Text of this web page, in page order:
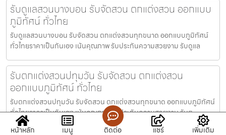
รับดูแลสวนบางบอน รับจัดสวน ตกแต่งสวน ออกแบบ
ภูมิทัศน์ ทั่วไทย
รับดูแลสวนบางบอน รับจัดสวน ตกแต่งสวนทุกขนาด ออกแบบภูมิทัศน์
ทั่วไทยราคาเป็นกันเอง เน้นคุณภาพ รับประกันความสวยงาม รับดูแล
รับตกแต่งสวนปทุมวัน รับจัดสวน ตกแต่งสวน
ออกแบบภูมิทัศน์ ทั่วไทย
รับตกแต่งสวนปทุมวัน รับจัดสวน ตกแต่งสวนทุกขนาด ออกแบบภูมิทัศน์
ทั่วไทยราคาเป็นกันเอง เน้นคุณภาพ รับประกันความสวยงาม รับต
หน้าหลัก เมนู ติดต่อ แชร์ เพิ่มเติม